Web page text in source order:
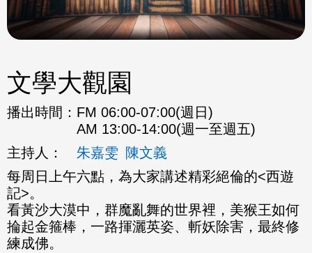
文學大觀園
播出時間： FM 06:00-07:00(週日)
AM 13:00-14:00(週一至週五)
主持人：
朱嘉雯 陳文義
每周日上午六點，為大家講述精彩絕倫的<西遊
記>。
看黃沙大漠中，群魔亂舞的世界裡，美猴王如何
掄起金箍棒，一路揮灑英姿、斬妖除害，最終修
練成佛。